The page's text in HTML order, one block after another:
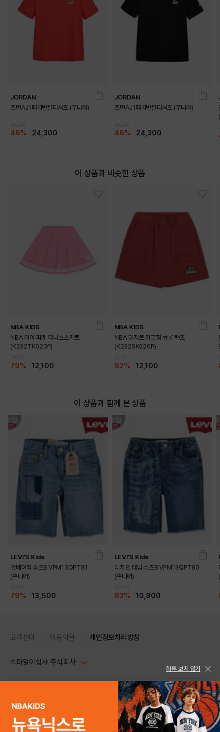
JORDAN
조던AJ1패치반팔티셔츠 (주니어)
46% 24,300
JORDAN
조던AJ1패치반팔티셔츠 (주니어)
46% 24,300
이 상품과 비슷한 상품
NBA KIDS
NBA 여아 피케 테니스스커트
(K232TK620P)
79% 12,100
NBA KIDS
NBA 데저트 카고형 큐롯 팬츠
(K232SK620P)
82% 12,100
이 상품과 함께 본 상품
LEVI'S Kids
언베이직 쇼츠B VPM13QPT81
(주니어)
79% 13,500
LEVI'S Kids
디자인 데님 쇼츠B VPM13QPT80
(주니어)
83% 10,800
고객센터 이용약관 개인정보처리방침
스타일이십사 주식회사
주소 : 서울시 강남구 논현로 633, 6층 (논현동, 한세엠케이빌딩)
사업자등록번호 : 116-81-32499
통신판매업신고번호 : 제 2024-서울강남-04239
스타일24 고객센터 1544-5336
평일 09:00~ 18:00 (토/일/공휴일 휴무)
help Email : help@style24.com
하루 보지 않기